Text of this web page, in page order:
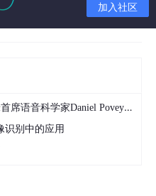
加入社区
将出席2024全球机器学习技术大会并发表演讲！
识别中的应用